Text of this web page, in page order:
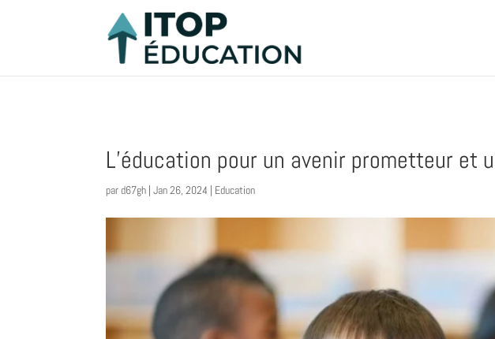
L’éducation pour un avenir prometteur
pard67gh |Jan 26, 2024 | Education